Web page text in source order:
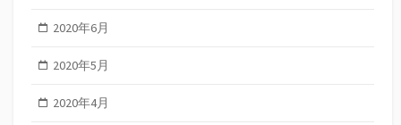
2020年6月
2020年5月
2020年4月